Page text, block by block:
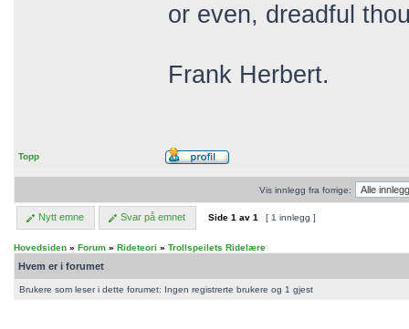
or even, dreadful
Frank Herbert.
Topp
Vis innlegg fra forrige:
Nytt emne Svar på emnet Side 1 av 1 [ 1 innlegg ]
Hovedsiden » Forum » Rideteori » Trollspeilets Ridelære
Hvem er i forumet
Brukere som leser i dette forumet: Ingen registrerte brukere og 1 gjest